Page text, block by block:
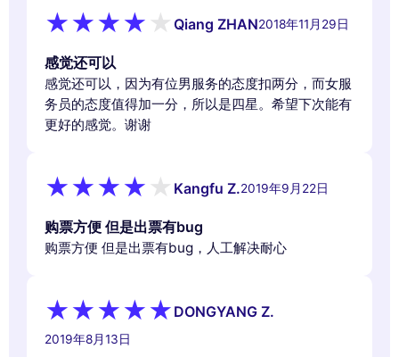
Qiang ZHAN2018年11月29日
感觉还可以
感觉还可以，因为有位男服务的态度扣两分，而女服
务员的态度值得加一分，所以是四星。希望下次能有
更好的感觉。谢谢
Kangfu Z.2019年9月22日
购票方便 但是出票有bug
购票方便 但是出票有bug，人工解决耐心
DONGYANG Z.
2019年8月13日